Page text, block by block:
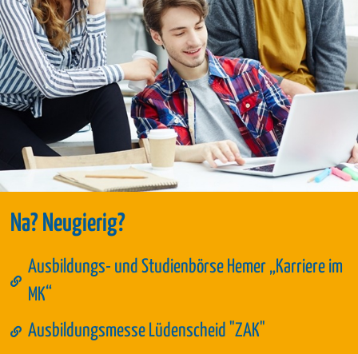
Na? Neugierig?
Ausbildungs- und Studienbörse Hemer „Karriere im
MK“
Ausbildungsmesse Lüdenscheid "ZAK"